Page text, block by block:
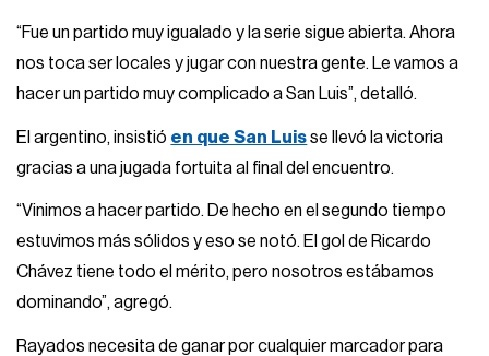
“Fue un partido muy igualado y la serie sigue abierta. Ahora
nos toca ser locales y jugar con nuestra gente. Le vamos a
hacer un partido muy complicado a San Luis”, detalló.
El argentino, insistió en que San Luisse llevó la victoria
gracias a una jugada fortuita al final del encuentro.
“Vinimos a hacer partido. De hecho en el segundo tiempo
estuvimos más sólidos y eso se notó. El gol de Ricardo
Chávez tiene todo el mérito, pero nosotros estábamos
dominando”, agregó.
Rayados necesita de ganar por cualquier marcador para